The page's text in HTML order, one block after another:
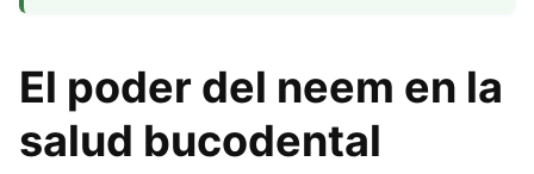
El poder del neem en la
salud bucodental